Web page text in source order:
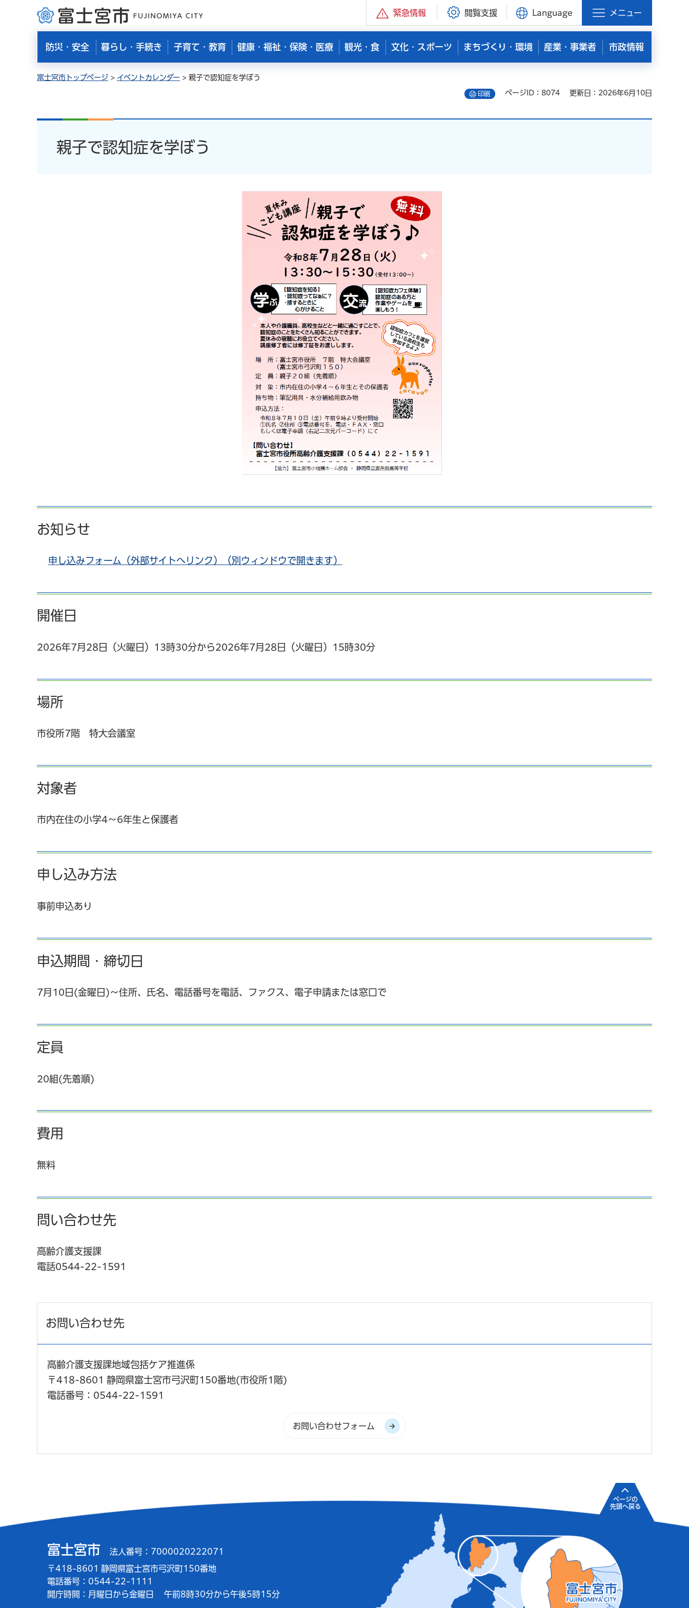
富士宮市 緊急情報 閲覧支援 Language メニュー
防災・安全 暮らし・手続き 子育て・教育 健康・福祉・保険・医療 観光・食 文化・スポーツ まちづくり・環境 産業・事業者 市政情報
富士宮市トップページ > イベントカレンダー > 親子で認知症を学ぼう
印刷 ページID：8074 更新日：2026年6月10日
親子で認知症を学ぼう
お知らせ
申し込みフォーム（外部サイトへリンク）（別ウィンドウで開きます）
開催日
2026年7月28日（火曜日）13時30分から2026年7月28日（火曜日）15時30分
場所
市役所7階 特大会議室
対象者
市内在住の小学4～6年生と保護者
申し込み方法
事前申込あり
申込期間・締切日
7月10日(金曜日)～住所、氏名、電話番号を電話、ファクス、電子申請または窓口で
定員
20組(先着順)
費用
無料
問い合わせ先
高齢介護支援課
電話0544-22-1591
お問い合わせ先
高齢介護支援課地域包括ケア推進係
〒418-8601 静岡県富士宮市弓沢町150番地(市役所1階)
電話番号：0544-22-1591
富士宮市 法人番号：7000020222071
〒418-8601 静岡県富士宮市弓沢町150番地
電話番号：0544-22-1111
開庁時間： 月曜日から金曜日 午前8時30分から午後5時15分
ページの
先頭へ戻る